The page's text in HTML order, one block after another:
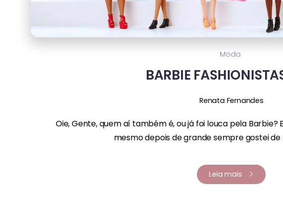
Moda
BARBIE
Renata Fernandes
Oie, Gente, quem aí também é, ou já foi louca pela
mesmo depois de grande sempre gostei
Leia mais